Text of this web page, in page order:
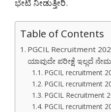
ಭೇಟಿ ನೀಡುತ್ತೀರಿ.
Table of Contents
PGCIL Recruitment
ಯಾವುದೇ ಪರೀಕ್ಷೆ ಇಲ್ಲದೆ
PGCIL recruitment
PGCIL recruitment
PGCIL Recruitment
PGCIL recruitment